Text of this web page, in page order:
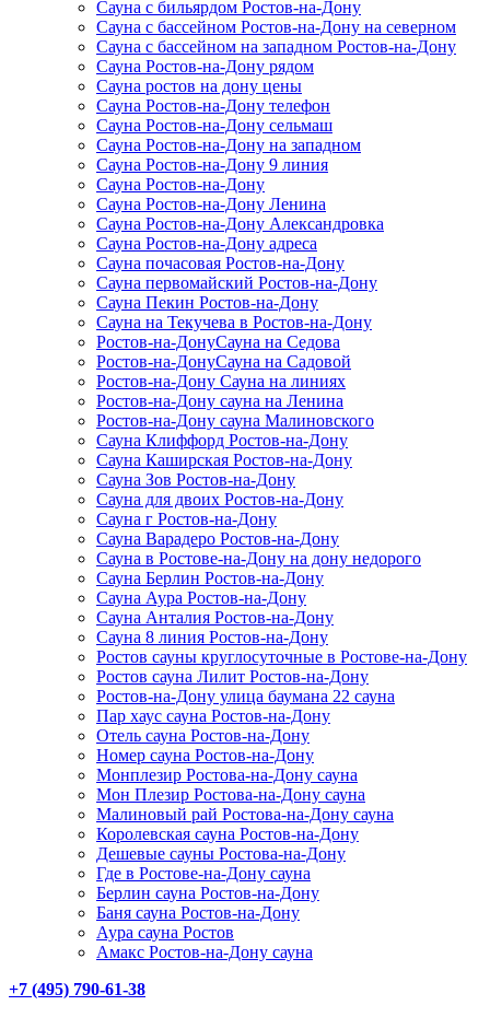
Сауна с бильярдом Ростов-на-Дону
Сауна с бассейном Ростов-на-Дону на северном
Сауна с бассейном на западном Ростов-на-Дону
Сауна Ростов-на-Дону рядом
Сауна ростов на дону цены
Сауна Ростов-на-Дону телефон
Сауна Ростов-на-Дону сельмаш
Сауна Ростов-на-Дону на западном
Сауна Ростов-на-Дону 9 линия
Сауна Ростов-на-Дону
Сауна Ростов-на-Дону Ленина
Сауна Ростов-на-Дону Александровка
Сауна Ростов-на-Дону адреса
Сауна почасовая Ростов-на-Дону
Сауна первомайский Ростов-на-Дону
Сауна Пекин Ростов-на-Дону
Сауна на Текучева в Ростов-на-Дону
Ростов-на-ДонуСауна на Седова
Ростов-на-ДонуСауна на Садовой
Ростов-на-Дону Сауна на линиях
Ростов-на-Дону сауна на Ленина
Ростов-на-Дону сауна Малиновского
Сауна Клиффорд Ростов-на-Дону
Сауна Каширская Ростов-на-Дону
Сауна Зов Ростов-на-Дону
Сауна для двоих Ростов-на-Дону
Сауна г Ростов-на-Дону
Сауна Варадеро Ростов-на-Дону
Сауна в Ростове-на-Дону на дону недорого
Сауна Берлин Ростов-на-Дону
Сауна Аура Ростов-на-Дону
Сауна Анталия Ростов-на-Дону
Сауна 8 линия Ростов-на-Дону
Ростов сауны круглосуточные в Ростове-на-Дону
Ростов сауна Лилит Ростов-на-Дону
Ростов-на-Дону улица баумана 22 сауна
Пар хаус сауна Ростов-на-Дону
Отель сауна Ростов-на-Дону
Номер сауна Ростов-на-Дону
Монплезир Ростова-на-Дону сауна
Мон Плезир Ростова-на-Дону сауна
Малиновый рай Ростова-на-Дону сауна
Королевская сауна Ростов-на-Дону
Дешевые сауны Ростова-на-Дону
Где в Ростове-на-Дону сауна
Берлин сауна Ростов-на-Дону
Баня сауна Ростов-на-Дону
Аура сауна Ростов
Амакс Ростов-на-Дону сауна
+7 (495) 790-61-38